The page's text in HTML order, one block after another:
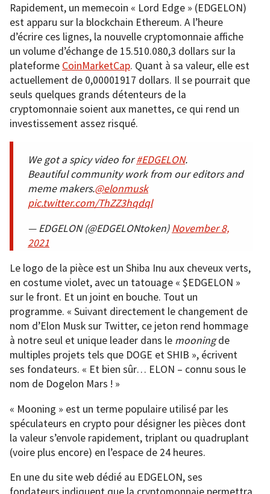
Rapidement, un memecoin « Lord Edge » (EDGELON)
est apparu sur la blockchain Ethereum. A l’heure
d’écrire ces lignes, la nouvelle cryptomonnaie affiche
un volume d’échange de 15.510.080,3 dollars sur la
plateforme CoinMarketCap. Quant à sa valeur, elle est
actuellement de 0,00001917 dollars. Il se pourrait que
seuls quelques grands détenteurs de la
cryptomonnaie soient aux manettes, ce qui rend un
investissement assez risqué.
We got a spicy video for#EDGELON.
Beautiful community work from our editors and
meme makers.@elonmusk
pic.twitter.com/ThZZ3hqdql
— EDGELON (@EDGELONtoken)November 8,
2021
Le logo de la pièce est un Shiba Inu aux cheveux verts,
en costume violet, avec un tatouage « $EDGELON »
sur le front. Et un joint en bouche. Tout un
programme. « Suivant directement le changement de
nom d’Elon Musk sur Twitter, ce jeton rend hommage
à notre seul et unique leader dans le mooningde
multiples projets tels que DOGE et SHIB », écrivent
ses fondateurs. « Et bien sûr… ELON – connu sous le
nom de Dogelon Mars ! »
« Mooning » est un terme populaire utilisé par les
spéculateurs en crypto pour désigner les pièces dont
la valeur s’envole rapidement, triplant ou quadruplant
(voire plus encore) en l’espace de 24 heures.
En une du site web dédié au EDGELON, ses